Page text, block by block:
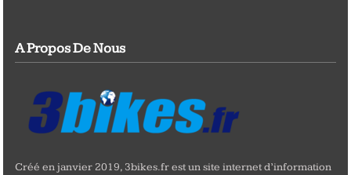
A Propos De Nous
Créé en janvier 2019, 3bikes.fr est un site internet d’information